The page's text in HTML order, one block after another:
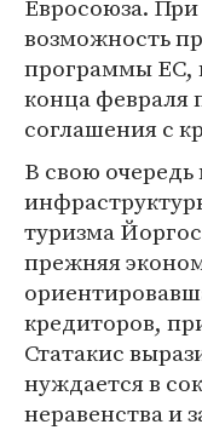
Евросоюза.
возможность
программы ЕС,
конца февраля
соглашения с
В свою
туризма
прежняя
кредиторов,
Статакис
нуждается в
неравенства и